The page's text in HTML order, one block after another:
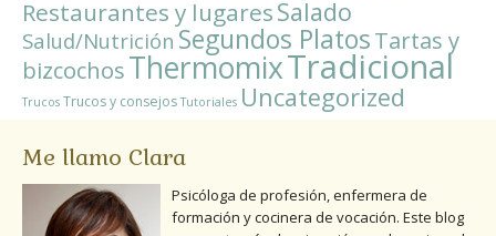
Restaurantes y lugaresSalado
Salud/Nutrición Segundos PlatosTartas y
bizcochosThermomixTradicional
Trucos Trucos y consejos Tutoriales Uncategorized
Me llamo Clara
Psicóloga de profesión, enfermera de
formación y cocinera de vocación. Este blog